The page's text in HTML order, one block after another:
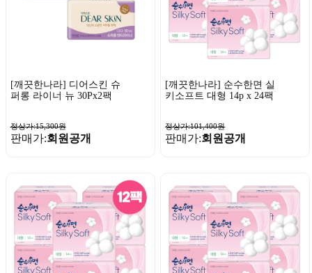
[깨끗한나라] 디어스킨 슈
퍼롱 라이너 뉴 30Px2팩
정상가:15,300원
판매가:회원공개
[깨끗한나라] 순수한면 실
키소프트 대형 14p x 24팩
정상가:101,400원
판매가:회원공개